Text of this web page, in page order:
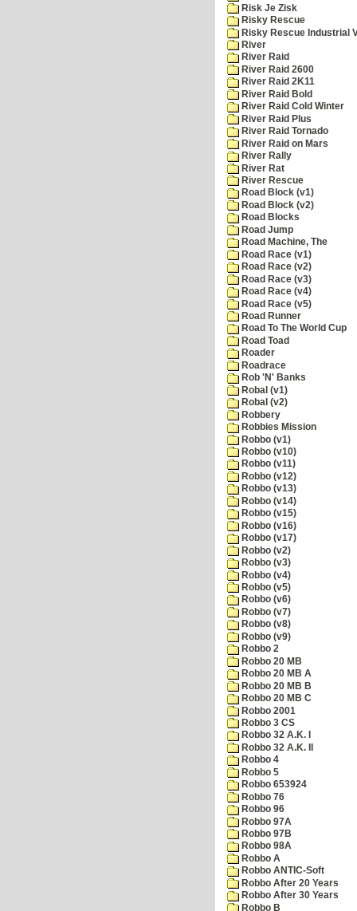
Risk Je Zisk
Risky Rescue
Risky Rescue Industrial
River
River Raid
River Raid 2600
River Raid 2K11
River Raid Bold
River Raid Cold Winter
River Raid Plus
River Raid Tornado
River Raid on Mars
River Rally
River Rat
River Rescue
Road Block (v1)
Road Block (v2)
Road Blocks
Road Jump
Road Machine, The
Road Race (v1)
Road Race (v2)
Road Race (v3)
Road Race (v4)
Road Race (v5)
Road Runner
Road To The World Cup
Road Toad
Roader
Roadrace
Rob 'N' Banks
Robal (v1)
Robal (v2)
Robbery
Robbies Mission
Robbo (v1)
Robbo (v10)
Robbo (v11)
Robbo (v12)
Robbo (v13)
Robbo (v14)
Robbo (v15)
Robbo (v16)
Robbo (v17)
Robbo (v2)
Robbo (v3)
Robbo (v4)
Robbo (v5)
Robbo (v6)
Robbo (v7)
Robbo (v8)
Robbo (v9)
Robbo 2
Robbo 20 MB
Robbo 20 MB A
Robbo 20 MB B
Robbo 20 MB C
Robbo 2001
Robbo 3 CS
Robbo 32 A.K. I
Robbo 32 A.K. II
Robbo 4
Robbo 5
Robbo 653924
Robbo 76
Robbo 96
Robbo 97A
Robbo 97B
Robbo 98A
Robbo A
Robbo ANTIC-Soft
Robbo After 20 Years
Robbo After 30 Years
Robbo B